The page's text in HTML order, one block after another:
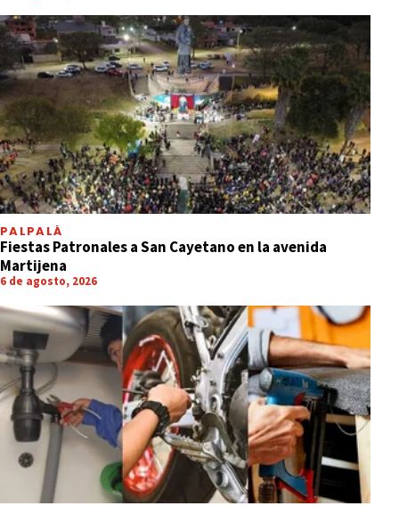
PALPALÁ
Fiestas Patronales a San Cayetano en la avenida
Martijena
6 de agosto, 2026